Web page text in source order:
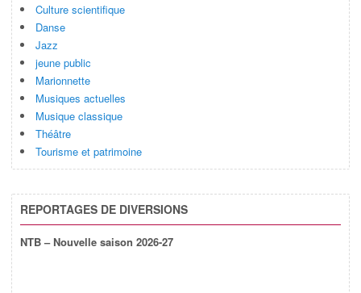
Culture scientifique
Danse
Jazz
jeune public
Marionnette
Musiques actuelles
Musique classique
Théâtre
Tourisme et patrimoine
REPORTAGES DE DIVERSIONS
NTB – Nouvelle saison 2026-27